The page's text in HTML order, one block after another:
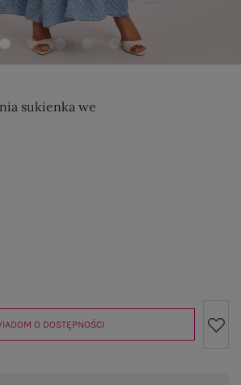
sukienka we
O DOSTĘPNOŚCI